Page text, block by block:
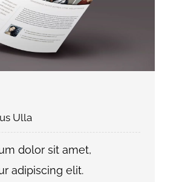
Ulla
dolor sit amet,
adipiscing elit.